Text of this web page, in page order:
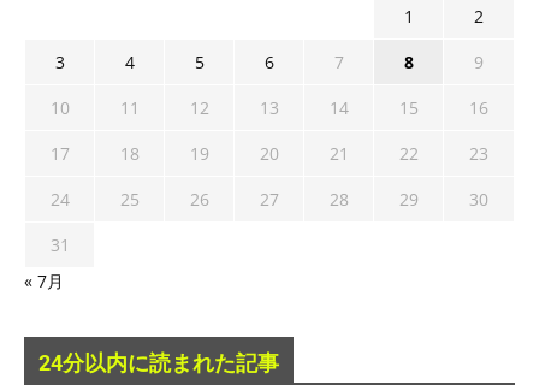
1
2
3
4 5 6 7 8
9
10
11 12 13 14 15
16
17
18 19 20 21 22
23
24
25 26 27 28 29
30
31
« 7月
24分以内に読まれた記事